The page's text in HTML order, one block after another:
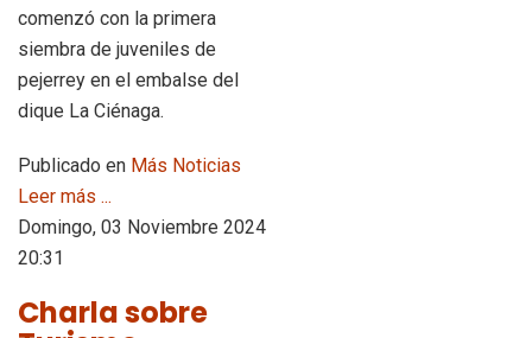
comenzó con la primera
siembra de juveniles de
pejerrey en el embalse del
dique La Ciénaga.
Publicado en Más Noticias
Leer más ...
Domingo, 03 Noviembre 2024
20:31
Charla sobre